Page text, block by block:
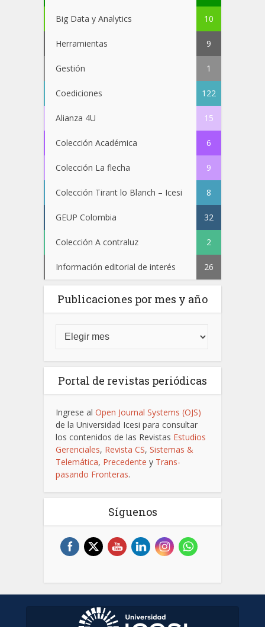
Big Data y Analytics 10
Herramientas 9
Gestión 1
Coediciones 122
Alianza 4U 15
Colección Académica 6
Colección La flecha 9
Colección Tirant lo Blanch – Icesi 8
GEUP Colombia 32
Colección A contraluz 2
Información editorial de interés 26
Publicaciones por mes y año
Portal de revistas periódicas
Ingrese al Open Journal Systems (OJS)
de la Universidad Icesi para consultar
los contenidos de las Revistas Estudios
Gerenciales, Revista CS, Sistemas &
Telemática, Precedente y Trans-
pasando Fronteras.
Síguenos